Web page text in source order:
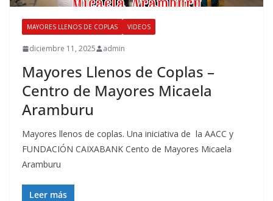
MAYORES LLENOS DE COPLAS VIDEOS
diciembre 11, 2025 admin
Mayores Llenos de Coplas –
Centro de Mayores Micaela
Aramburu
Mayores llenos de coplas. Una iniciativa de la AACC y
FUNDACIÓN CAIXABANK Cento de Mayores Micaela
Aramburu
Leer más